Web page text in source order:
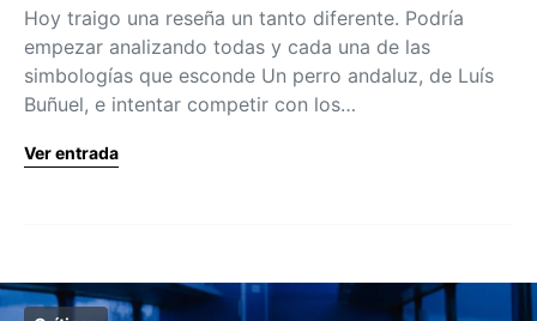
Hoy traigo una reseña un tanto diferente. Podría
empezar analizando todas y cada una de las
simbologías que esconde Un perro andaluz, de Luís
Buñuel, e intentar competir con los…
Ver entrada